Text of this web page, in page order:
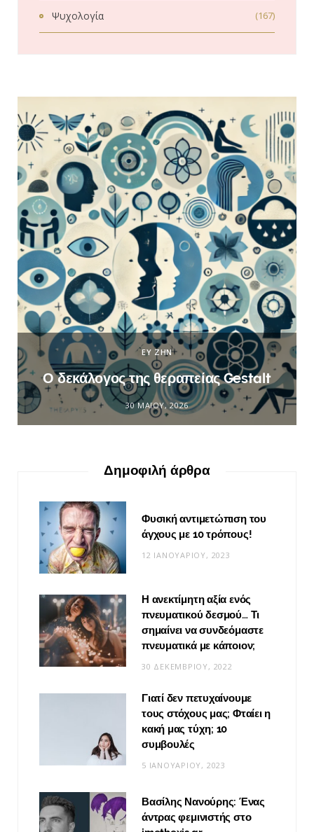
Ψυχολογία (167)
ΕΥ ΖΗΝ
Ο δεκάλογος της θεραπείας Gestalt
30 ΜΑΪ́ΟΥ, 2026
Δημοφιλή άρθρα
Φυσική αντιμετώπιση του
άγχους με 10 τρόπους!
12 ΙΑΝΟΥΑΡΊΟΥ, 2023
Η ανεκτίμητη αξία ενός
πνευματικού δεσμού… Τι
σημαίνει να συνδεόμαστε
πνευματικά με κάποιον;
30 ΔΕΚΕΜΒΡΊΟΥ, 2022
Γιατί δεν πετυχαίνουμε
τους στόχους μας; Φταίει η
κακή μας τύχη; 10
συμβουλές
5 ΙΑΝΟΥΑΡΊΟΥ, 2023
Βασίλης Νανούρης: Ένας
άντρας φεμινιστής στο